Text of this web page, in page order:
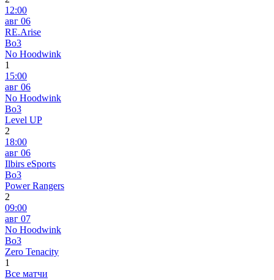
12:00
авг 06
RE.Arise
Bo3
No Hoodwink
1
15:00
авг 06
No Hoodwink
Bo3
Level UP
2
18:00
авг 06
Ilbirs eSports
Bo3
Power Rangers
2
09:00
авг 07
No Hoodwink
Bo3
Zero Tenacity
1
Все матчи